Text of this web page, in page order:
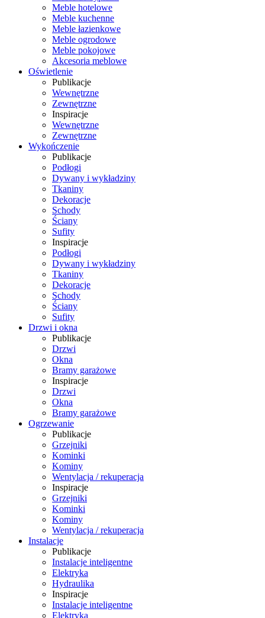
Meble hotelowe
Meble kuchenne
Meble łazienkowe
Meble ogrodowe
Meble pokojowe
Akcesoria meblowe
Oświetlenie
Publikacje
Wewnętrzne
Zewnętrzne
Inspiracje
Wewnętrzne
Zewnętrzne
Wykończenie
Publikacje
Podłogi
Dywany i wykładziny
Tkaniny
Dekoracje
Schody
Ściany
Sufity
Inspiracje
Podłogi
Dywany i wykładziny
Tkaniny
Dekoracje
Schody
Ściany
Sufity
Drzwi i okna
Publikacje
Drzwi
Okna
Bramy garażowe
Inspiracje
Drzwi
Okna
Bramy garażowe
Ogrzewanie
Publikacje
Grzejniki
Kominki
Kominy
Wentylacja / rekuperacja
Inspiracje
Grzejniki
Kominki
Kominy
Wentylacja / rekuperacja
Instalacje
Publikacje
Instalacje inteligentne
Elektryka
Hydraulika
Inspiracje
Instalacje inteligentne
Elektryka